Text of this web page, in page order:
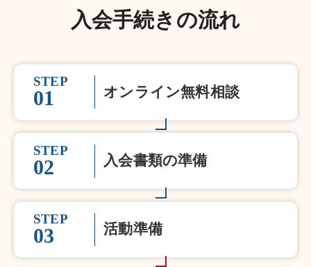
入会手続きの流れ
STEP
01 オンライン無料相談
STEP
02 入会書類の準備
STEP
03 活動準備